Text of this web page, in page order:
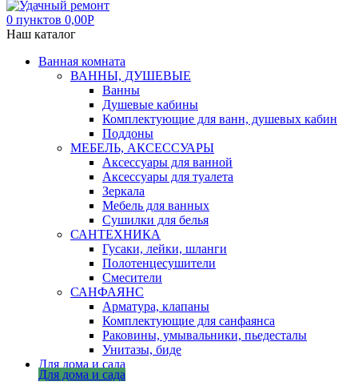
0 пунктов 0,00Р
Наш каталог
Ванная комната
ВАННЫ, ДУШЕВЫЕ
Ванны
Душевые кабины
Комплектующие для ванн, душевых кабин
Поддоны
МЕБЕЛЬ, АКСЕССУАРЫ
Аксессуары для ванной
Аксессуары для туалета
Зеркала
Мебель для ванных
Сушилки для белья
САНТЕХНИКА
Гусаки, лейки, шланги
Полотенцесушители
Смесители
САНФАЯНС
Арматура, клапаны
Комплектующие для санфаянса
Раковины, умывальники, пьедесталы
Унитазы, биде
Для дома и сада
Для дома и сада